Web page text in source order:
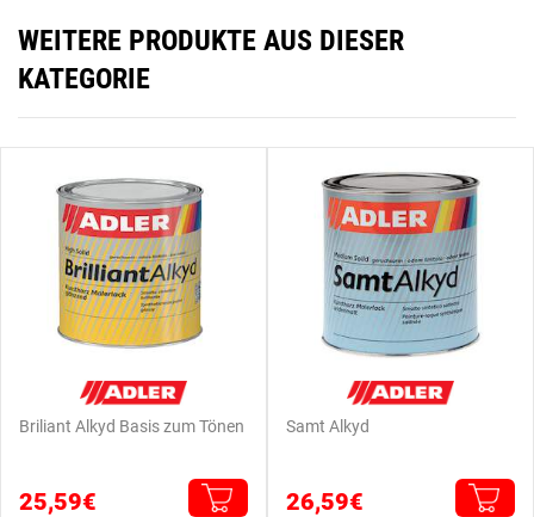
WEITERE PRODUKTE AUS DIESER
KATEGORIE
Briliant Alkyd Basis zum Tönen
25,59€
Samt Alkyd
26,59€